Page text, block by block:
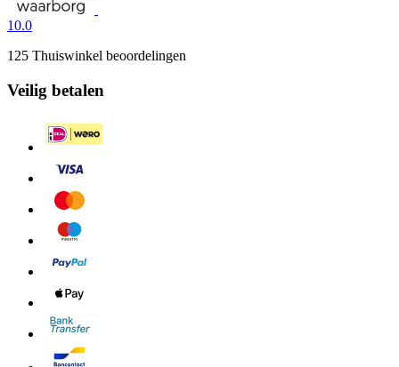
10.0
125 Thuiswinkel beoordelingen
Veilig betalen